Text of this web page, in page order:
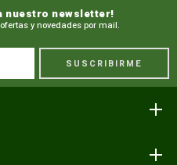
nuestro newsletter!
y novedades por mail.
SUSCRIBIRME